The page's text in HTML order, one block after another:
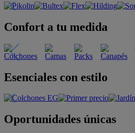
Confort a tu medida
Esenciales con estilo
Oportunidades únicas